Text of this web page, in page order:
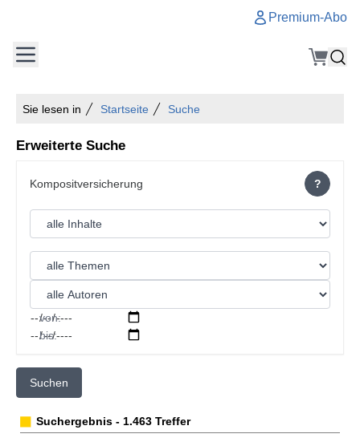
Premium-Abo
Sie lesen in Startseite Suche
Erweiterte Suche
?
von:
bis:
Suchen
Suchergebnis - 1.463 Treffer